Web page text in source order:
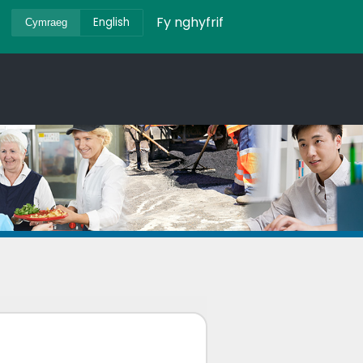
Cymraeg English Fy nghyfrif